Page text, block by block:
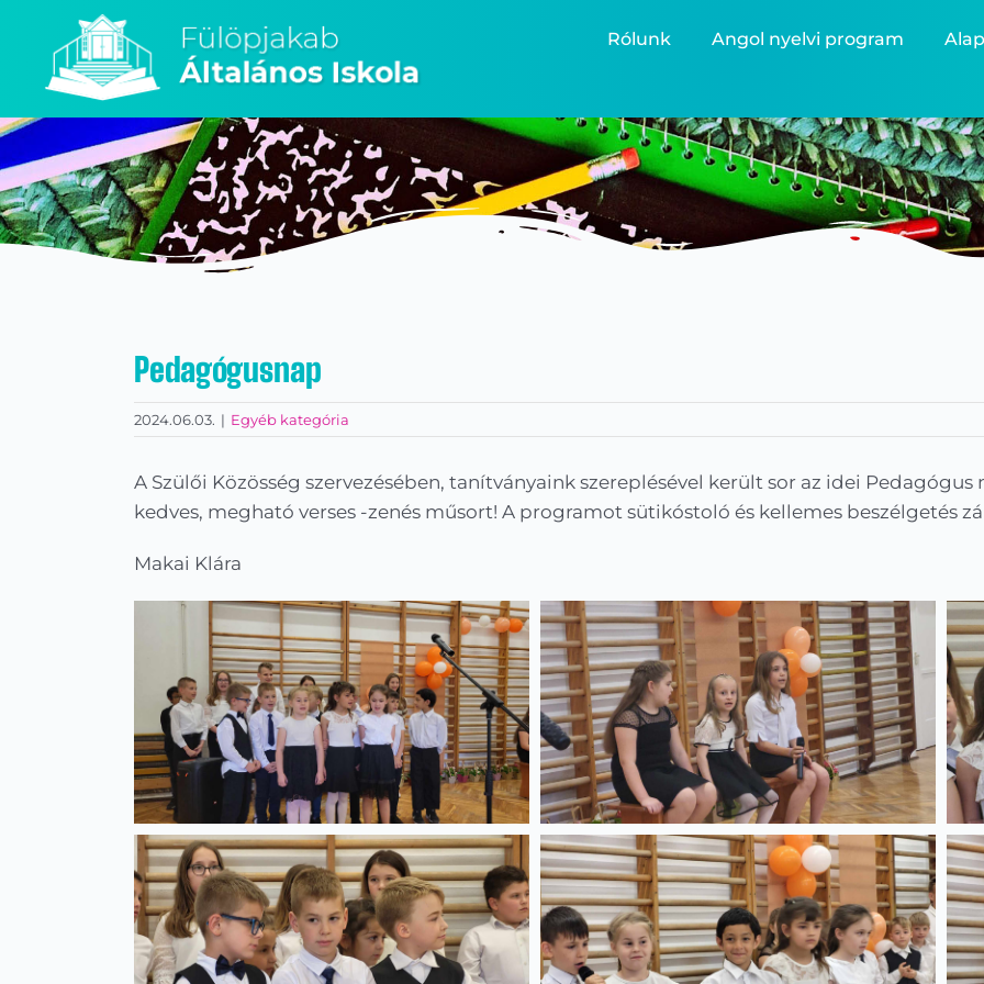
Rólunk Angol nyelvi program
Pedagógusnap
2024.06.03. | Egyéb kategória
A Szülői Közösség szervezésében, tanítványaink szereplésével került sor az idei
kedves, megható verses -zenés műsort! A programot sütikóstoló és kellemes beszélgetés
Makai Klára